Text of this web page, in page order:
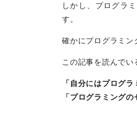
しかし、プログラ
す。
確かにプログラミン
この記事を読んでい
「自分にはプログ
「プログラミング